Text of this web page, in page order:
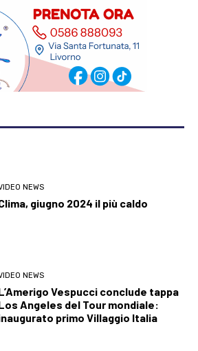
NEWS
giugno 2024 il più caldo
NEWS
Vespucci conclude tappa
Angeles del Tour mondiale:
primo Villaggio Italia